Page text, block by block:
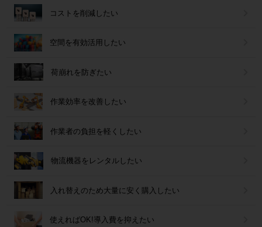
コストを削減したい
空間を有効活用したい
荷崩れを防ぎたい
作業効率を改善したい
作業者の負担を軽くしたい
物流機器をレンタルしたい
入れ替えのため大量に安く購入したい
使えればOK!導入費を抑えたい